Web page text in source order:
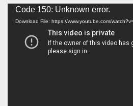
Video
Player
Code 150: Unknown error.
Download File: https://www.youtube.com/